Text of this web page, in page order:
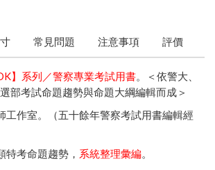
常見問題 注意事項 評價
】系列／警察專業考試用書。＜依警大、
部考試命題趨勢與命題大綱編輯而成＞
工作室。（五十餘年警察考試用書編輯經
特考命題趨勢， 系統整理彙編。